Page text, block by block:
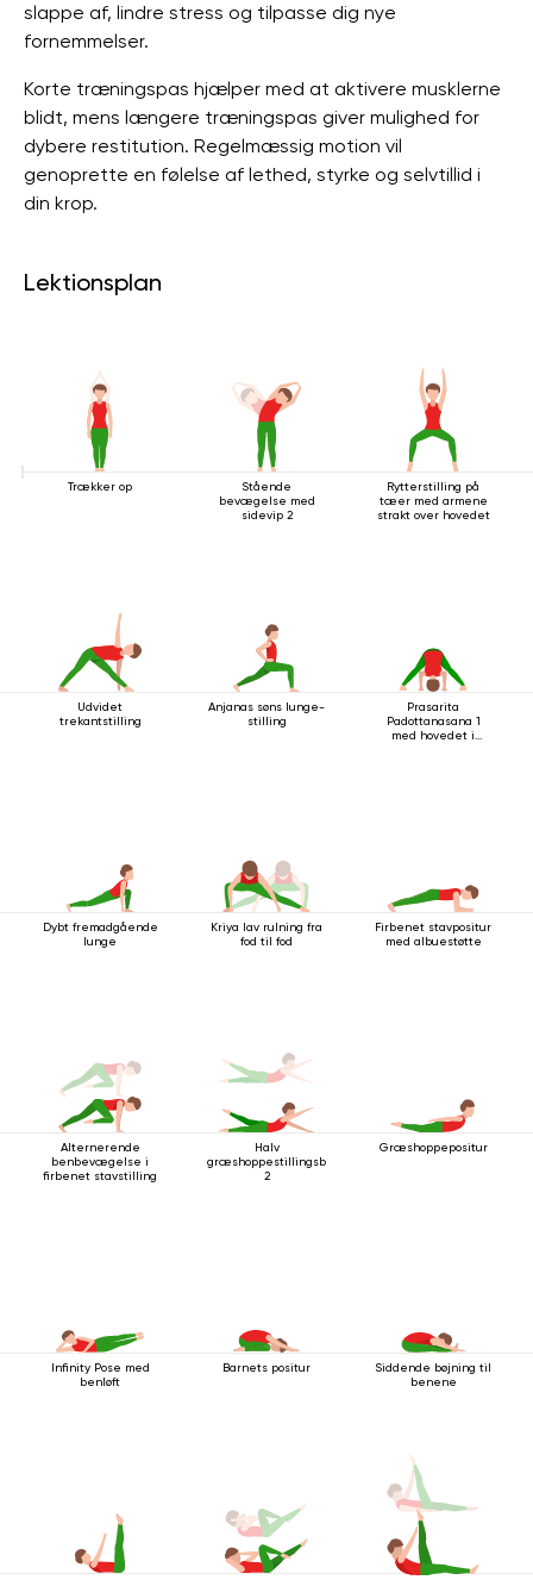
slappe af, lindre stress og tilpasse dig nye
fornemmelser.
Korte træningspas hjælper med at aktivere musklerne
blidt, mens længere træningspas giver mulighed for
dybere restitution. Regelmæssig motion vil
genoprette en følelse af lethed, styrke og selvtillid i
din krop.
Lektionsplan
Trækker op
Stående
bevægelse med
sidevip 2
Rytterstilling på
tæer med armene
strakt over hovedet
Udvidet
trekantstilling
Anjanas søns lunge-
stilling
Prasarita
Padottanasana 1
med hovedet i
Dybt fremadgående
lunge
Kriya lav rulning fra
fod til fod
Firbenet stavpositur
med albuestøtte
Alternerende
benbevægelse i
firbenet stavstilling
Halv
græshoppestillingsbevægelse
2
Græshoppepositur
Infinity Pose med
benløft
Barnets positur
Siddende bøjning til
benene